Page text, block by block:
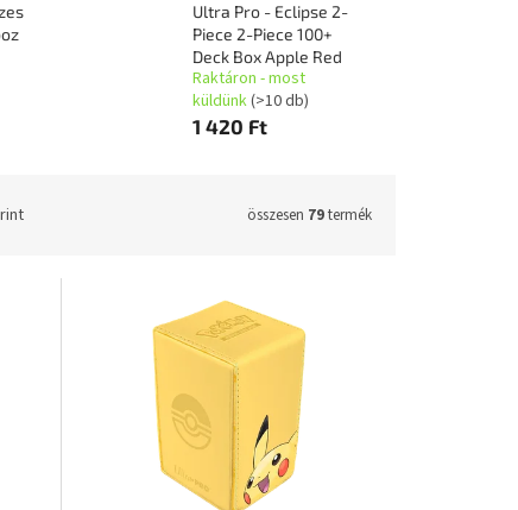
Ultra Pro - Eclipse 2-
Piece 2-Piece 100+
Deck Box Apple Red
Raktáron - most
küldünk(>10 db)
1 420 Ft
összesen 79termék